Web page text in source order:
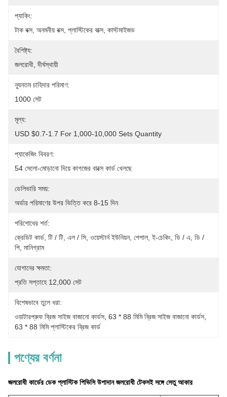
প্যাকিং:
টাক বক্স, অনমনীয় বক্স, প্লাস্টিকের বাক্স, কাস্টমাইজড
বৈশিষ্ট্য:
জলরোধী, দীর্ঘস্থায়ী
ন্যূনতম চাহিদার পরিমাণ:
1000 সেট
মূল্য:
USD $0.7-1.7 For 1,000-10,000 Sets Quantity
প্যাকেজিং বিবরণ:
54 সেলো-মোড়ানো দিয়ে কাগজের বাক্সে কার্ড খেলছে
ডেলিভারি সময়:
অর্ডার পরিমাণের উপর ভিত্তি করে 8-15 দিন
পরিশোধের শর্ত:
ক্রেডিট কার্ড, টি / টি, এল / সি, ওয়েস্টার্ন ইউনিয়ন, পেপাল, ই-চেকিং, ডি / এ, ডি /
পি, মানিগ্রাম
যোগানের ক্ষমতা:
প্রতি সপ্তাহে 12,000 সেট
বিশেষভাবে তুলে ধরা:
ওয়াটারপ্রুফ ব্রিজ সাইজ বাজানো কার্ডস 63 * 88 মিমি ব্রিজ সাইজ বাজানো কার্ডস
63 * 88 মিমি প্লাস্টিকের ব্রিজ কার্ড
পণ্যের বর্ণনা
জলরোধী কার্ডের ডেক প্লাস্টিক পিভিসি উপাদান জলরোধী টেকসই সঙ্গে সেতু আকার